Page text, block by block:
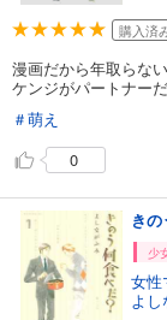
購入済
漫画だから年取らな
ケンジがパートナー
＃萌え
0
きの
少
女性
よ